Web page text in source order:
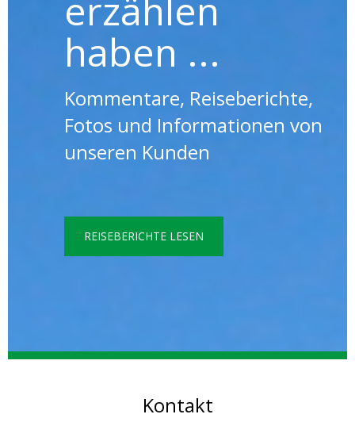
erzählen
haben ...
Kommentare, Reiseberichte,
Fotos und Informationen von
unseren Kunden
REISEBERICHTE LESEN
Kontakt